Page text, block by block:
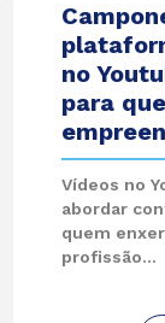
no
para
Vídeos no
abordar
quem
profissão...